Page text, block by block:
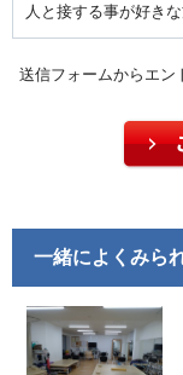
人と接する事が好き
送信フォームからエン
一緒によくみら